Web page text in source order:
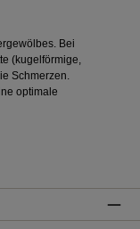
Bei
(kugelförmige,
Schmerzen.
optimale